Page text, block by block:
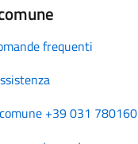
frequenti
+39 031 780160